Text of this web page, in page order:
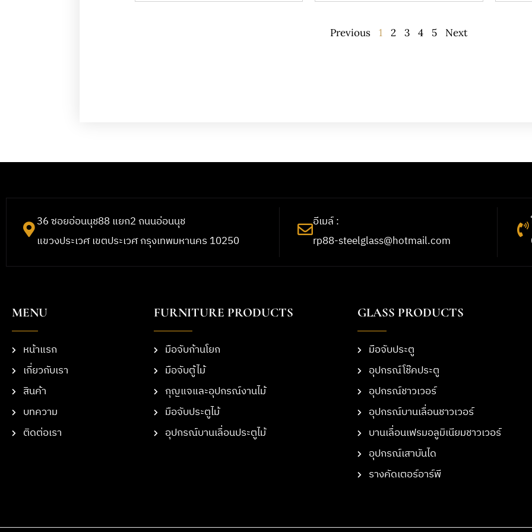
Previous 1 2 3 4 5 Next
36 ซอยอ่อนนุช88 แยก2 ถนนอ่อนนุช
แขวงประเวศ เขตประเวศ กรุงเทพมหานคร 10250
อีเมล์ :
rp88-steelglass@hotmail.com
MENU
หน้าแรก
เกี่ยวกับเรา
สินค้า
บทความ
ติดต่อเรา
FURNITURE PRODUCTS
มือจับก้านโยก
มือจับตู้ไม้
กุญแจและอุปกรณ์งานไม้
มือจับประตูไม้
อุปกรณ์บานเลื่อนประตูไม้
GLASS PRODUCTS
มือจับประตู
อุปกรณ์โช๊คประตู
อุปกรณ์ชาวเวอร์
อุปกรณ์บานเลื่อนชาวเวอร์
บานเลื่อนเฟรมอลูมิเนียมชาวเวอร์
อุปกรณ์เสาบันได
รางคัดเตอร์อาร์พี